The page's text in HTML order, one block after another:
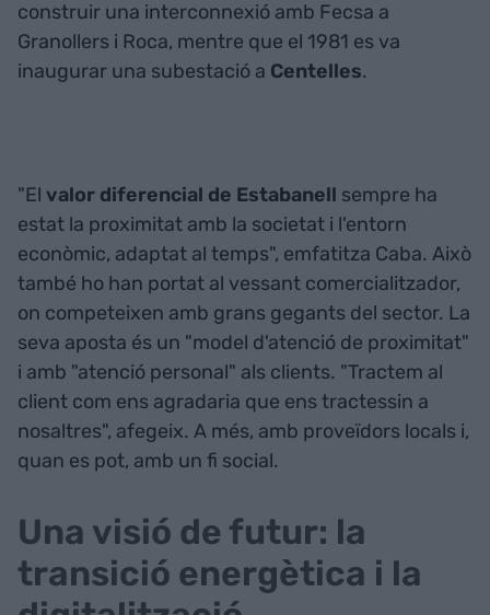
construir una interconnexió amb Fecsa a
Granollers i Roca, mentre que el 1981 es va
inaugurar una subestació a Centelles.
"El valor diferencial de Estabanell sempre ha
estat la proximitat amb la societat i l'entorn
econòmic, adaptat al temps", emfatitza Caba. Això
també ho han portat al vessant comercialitzador,
on competeixen amb grans gegants del sector. La
seva aposta és un "model d'atenció de proximitat"
i amb "atenció personal" als clients. "Tractem al
client com ens agradaria que ens tractessin a
nosaltres", afegeix. A més, amb proveïdors locals i,
quan es pot, amb un fi social.
Una visió de futur: la
transició energètica i la